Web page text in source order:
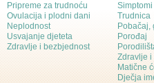
Pripreme za trudnoću
Ovulacija i plodni dani
Neplodnost
Usvajanje djeteta
Zdravlje i bezbjednost
Trudnica
Pobačaj,
Porođaj
Zdravlje
Matične
Dječja